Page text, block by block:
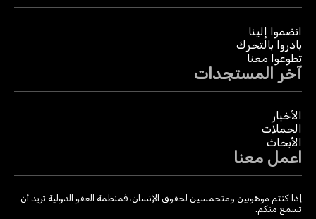
انضموا إلينا
بادروا بالتحرك
تطوعوا معنا
آخر المستجدات
الأخبار
الحملات
الأبحاث
اعمل معنا
إذا كنتم موهوبين ومتحمسين لحقوق الإنسان، فمنظمة العفو الدولية تريد أن
تسمع منكم.